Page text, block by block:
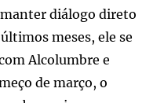
diálogo direto
meses, ele se
Alcolumbre e
de março, o